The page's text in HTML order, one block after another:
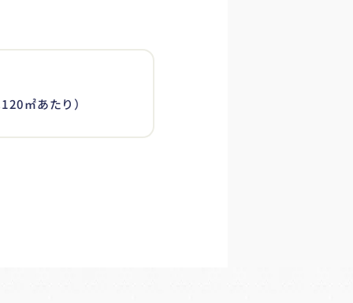
㎡あたり）